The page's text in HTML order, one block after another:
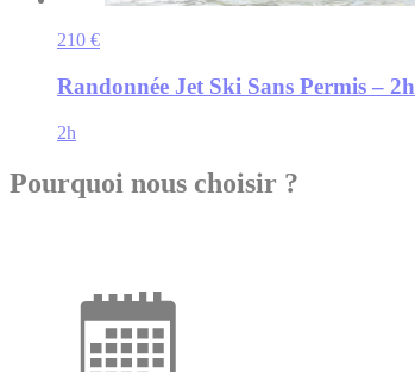
210 €
Randonnée Jet Ski Sans Permis – 2h
2h
Pourquoi nous choisir ?